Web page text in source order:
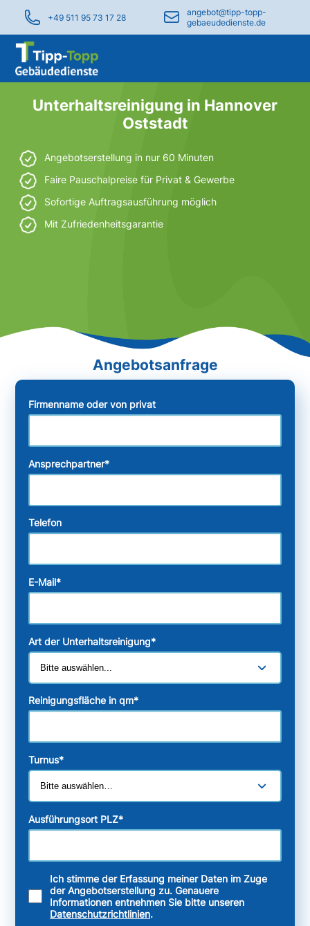
+49 511 95 73 17 28
angebot@tipp-topp-
gebaeudedienste.de
Unterhaltsreinigung in Hannover
Oststadt
Angebotserstellung in nur 60 Minuten
Faire Pauschalpreise für Privat & Gewerbe
Sofortige Auftragsausführung möglich
Mit Zufriedenheitsgarantie
Firmenname oder von privat
Ansprechpartner*
Telefon
E-Mail*
Art der Unterhaltsreinigung*
Reinigungsfläche in qm*
Turnus*
Ausführungsort PLZ*
Ich stimme der Erfassung meiner Daten im Zuge
der Angebotserstellung zu. Genauere
Informationen entnehmen Sie bitte unseren
Datenschutzrichtlinien.